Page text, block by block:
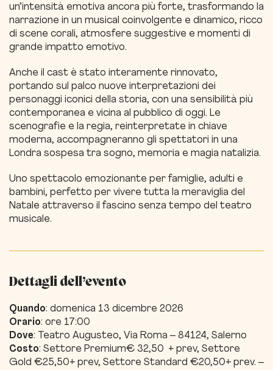
un’intensità emotiva ancora più forte, trasformando la
narrazione in un musical coinvolgente e dinamico, ricco
di scene corali, atmosfere suggestive e momenti di
grande impatto emotivo.
Anche il cast è stato interamente rinnovato,
portando sul palco nuove interpretazioni dei
personaggi iconici della storia, con una sensibilità più
contemporanea e vicina al pubblico di oggi. Le
scenografie e la regia, reinterpretate in chiave
moderna, accompagneranno gli spettatori in una
Londra sospesa tra sogno, memoria e magia natalizia.
Uno spettacolo emozionante per famiglie, adulti e
bambini, perfetto per vivere tutta la meraviglia del
Natale attraverso il fascino senza tempo del teatro
musicale.
Dettagli dell’evento
Quando: domenica 13 dicembre 2026
Orario: ore 17:00
Dove: Teatro Augusteo, Via Roma – 84124, Salerno
Costo: Settore Premium€ 32,50 + prev, Settore
Gold €25,50+ prev, Settore Standard €20,50+ prev. –